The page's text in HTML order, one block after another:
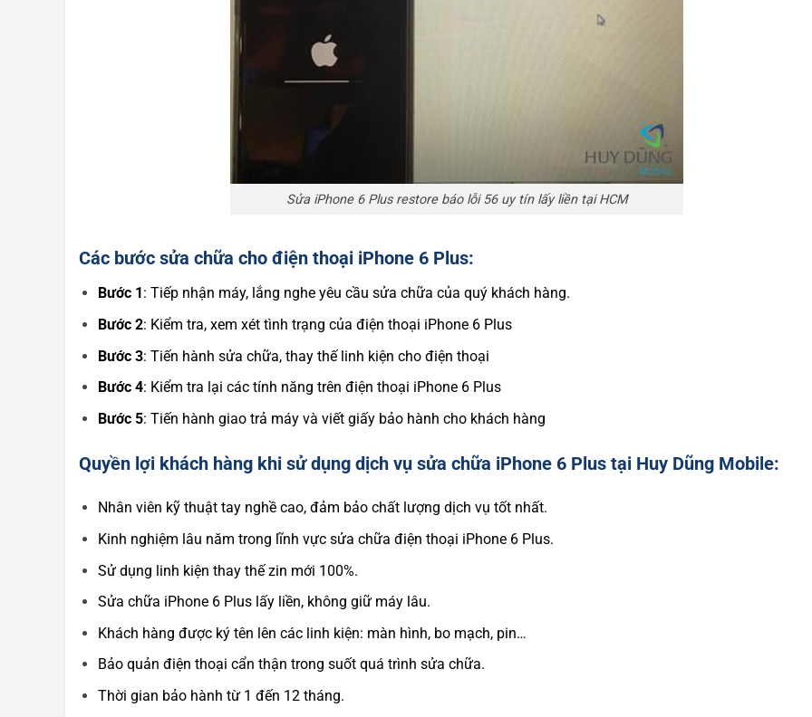
Sửa iPhone 6 Plus restore báo lỗi 56 uy tín lấy liền tại HCM
Các bước sửa chữa cho điện thoại iPhone 6 Plus:
Bước 1 : Tiếp nhận máy, lắng nghe yêu cầu sửa chữa của quý khách hàng.
Bước 2: Kiểm tra, xem xét tình trạng của điện thoại iPhone 6 Plus
Bước 3: Tiến hành sửa chữa, thay thế linh kiện cho điện thoại
Bước 4: Kiểm tra lại các tính năng trên điện thoại iPhone 6 Plus
Bước 5: Tiến hành giao trả máy và viết giấy bảo hành cho khách hàng
Quyền lợi khách hàng khi sử dụng dịch vụ sửa chữa iPhone 6 Plus tại Huy Dũng Mobile:
Nhân viên kỹ thuật tay nghề cao, đảm bảo chất lượng dịch vụ tốt nhất.
Kinh nghiệm lâu năm trong lĩnh vực sửa chữa điện thoại iPhone 6 Plus.
Sử dụng linh kiện thay thế zin mới 100%.
Sửa chữa iPhone 6 Plus lấy liền, không giữ máy lâu.
Khách hàng được ký tên lên các linh kiện: màn hình, bo mạch, pin…
Bảo quản điện thoại cẩn thận trong suốt quá trình sửa chữa.
Thời gian bảo hành từ 1 đến 12 tháng.